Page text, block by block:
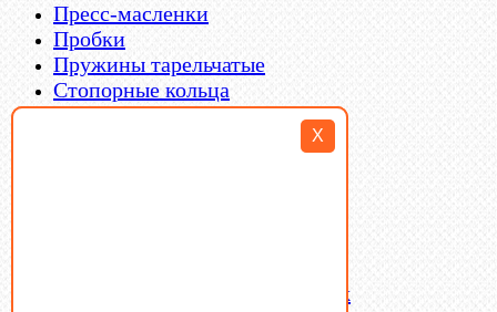
X
Пресс-масленки
Пробки
Пружины тарельчатые
Стопорные кольца
Такелаж
Латунный и бронзовый крепеж